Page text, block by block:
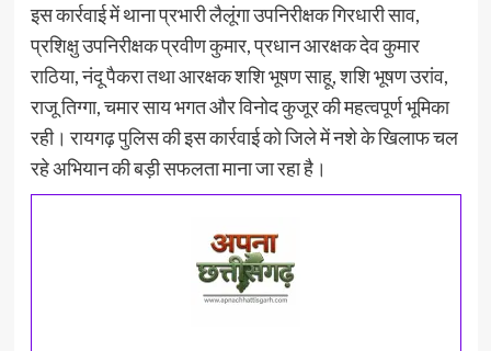
इस कार्रवाई में थाना प्रभारी लैलूंगा उपनिरीक्षक गिरधारी साव,
प्रशिक्षु उपनिरीक्षक प्रवीण कुमार, प्रधान आरक्षक देव कुमार
राठिया, नंदू पैकरा तथा आरक्षक शशि भूषण साहू, शशि भूषण उरांव,
राजू तिग्गा, चमार साय भगत और विनोद कुजूर की महत्वपूर्ण भूमिका
रही। रायगढ़ पुलिस की इस कार्रवाई को जिले में नशे के खिलाफ चल
रहे अभियान की बड़ी सफलता माना जा रहा है।